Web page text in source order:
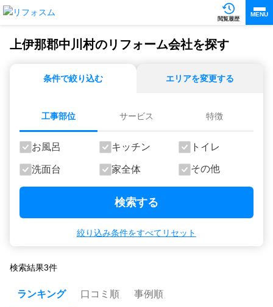
閲覧履歴
MENU
上伊那郡中川村のリフォーム会社を探す
条件で絞り込む エリアを変更する
工事部位 サービス 特徴
お風呂 キッチン トイレ
洗面台 家全体 その他
検索する
絞り込み条件をすべてリセット
検索結果3件
ランキング 口コミ順 事例順